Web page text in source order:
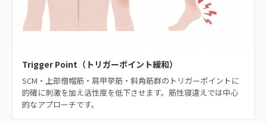
Trigger Point（トリガーポイント緩和）
SCM・上部僧帽筋・肩甲挙筋・斜角筋群のトリガーポイントに
的確に刺激を加え活性度を低下させます。筋性寝違えでは中心
的なアプローチです。